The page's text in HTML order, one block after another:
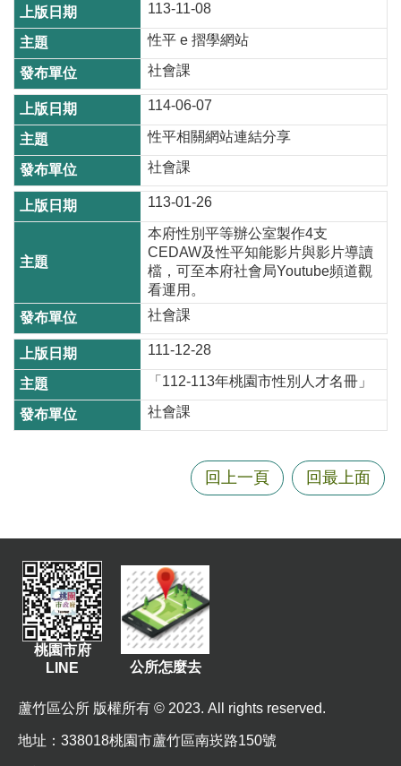
蘆
竹
區
介
紹
訊
息
告
活
便
民
資
訊
相
關
資
料
頁
網
113-11-08
性平 e 摺學網站
社會課
114-06-07
性平相關網站連結分享
社會課
113-01-26
本府性別平等辦公室製作4支
CEDAW及性平知能影片與影片導讀
檔，可至本府社會局Youtube頻道觀
看運用。
社會課
111-12-28
「112-113年桃園市性別人才名冊」
社會課
回上一頁 回最上面
桃園市府
LINE
公所怎麼去
蘆竹區公所 版權所有 © 2023. All rights reserved.
地址 ：338018桃園市蘆竹區南崁路150號